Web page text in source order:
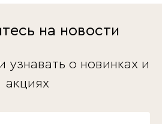
на новости
о новинках и
акциях